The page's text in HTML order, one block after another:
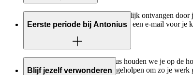
Op je eerste werkdag word je hartelijk ontvangen door
op je te wachten. Daarnaast staat er een e-mail voor
Eerste periode bij Antonius
In de eerste periode bij Antonius houden we je op de
ondersteund, geïnformeerd en geholpen om zo je
Blijf jezelf verwonderen